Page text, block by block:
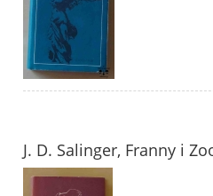
J. D. Salinger, Franny i